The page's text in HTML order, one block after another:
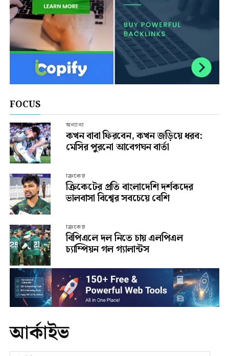
FOCUS
অন্যান্য
কখন বাবা ফিরবেন, কখন জড়িয়ে ধরব:
মেসির পুরনো আবেগঘন বার্তা
ক্রিকেট
ক্রিকেটের প্রতি বাংলাদেশি দর্শকদের
ভালবাসা বিশ্বের সবচেয়ে বেশি
ক্রিকেট
বিপিএলে দল নিতে চায় এলপিএল
চ্যাম্পিয়ন গল গ্যালান্টস
আর্কাইভ